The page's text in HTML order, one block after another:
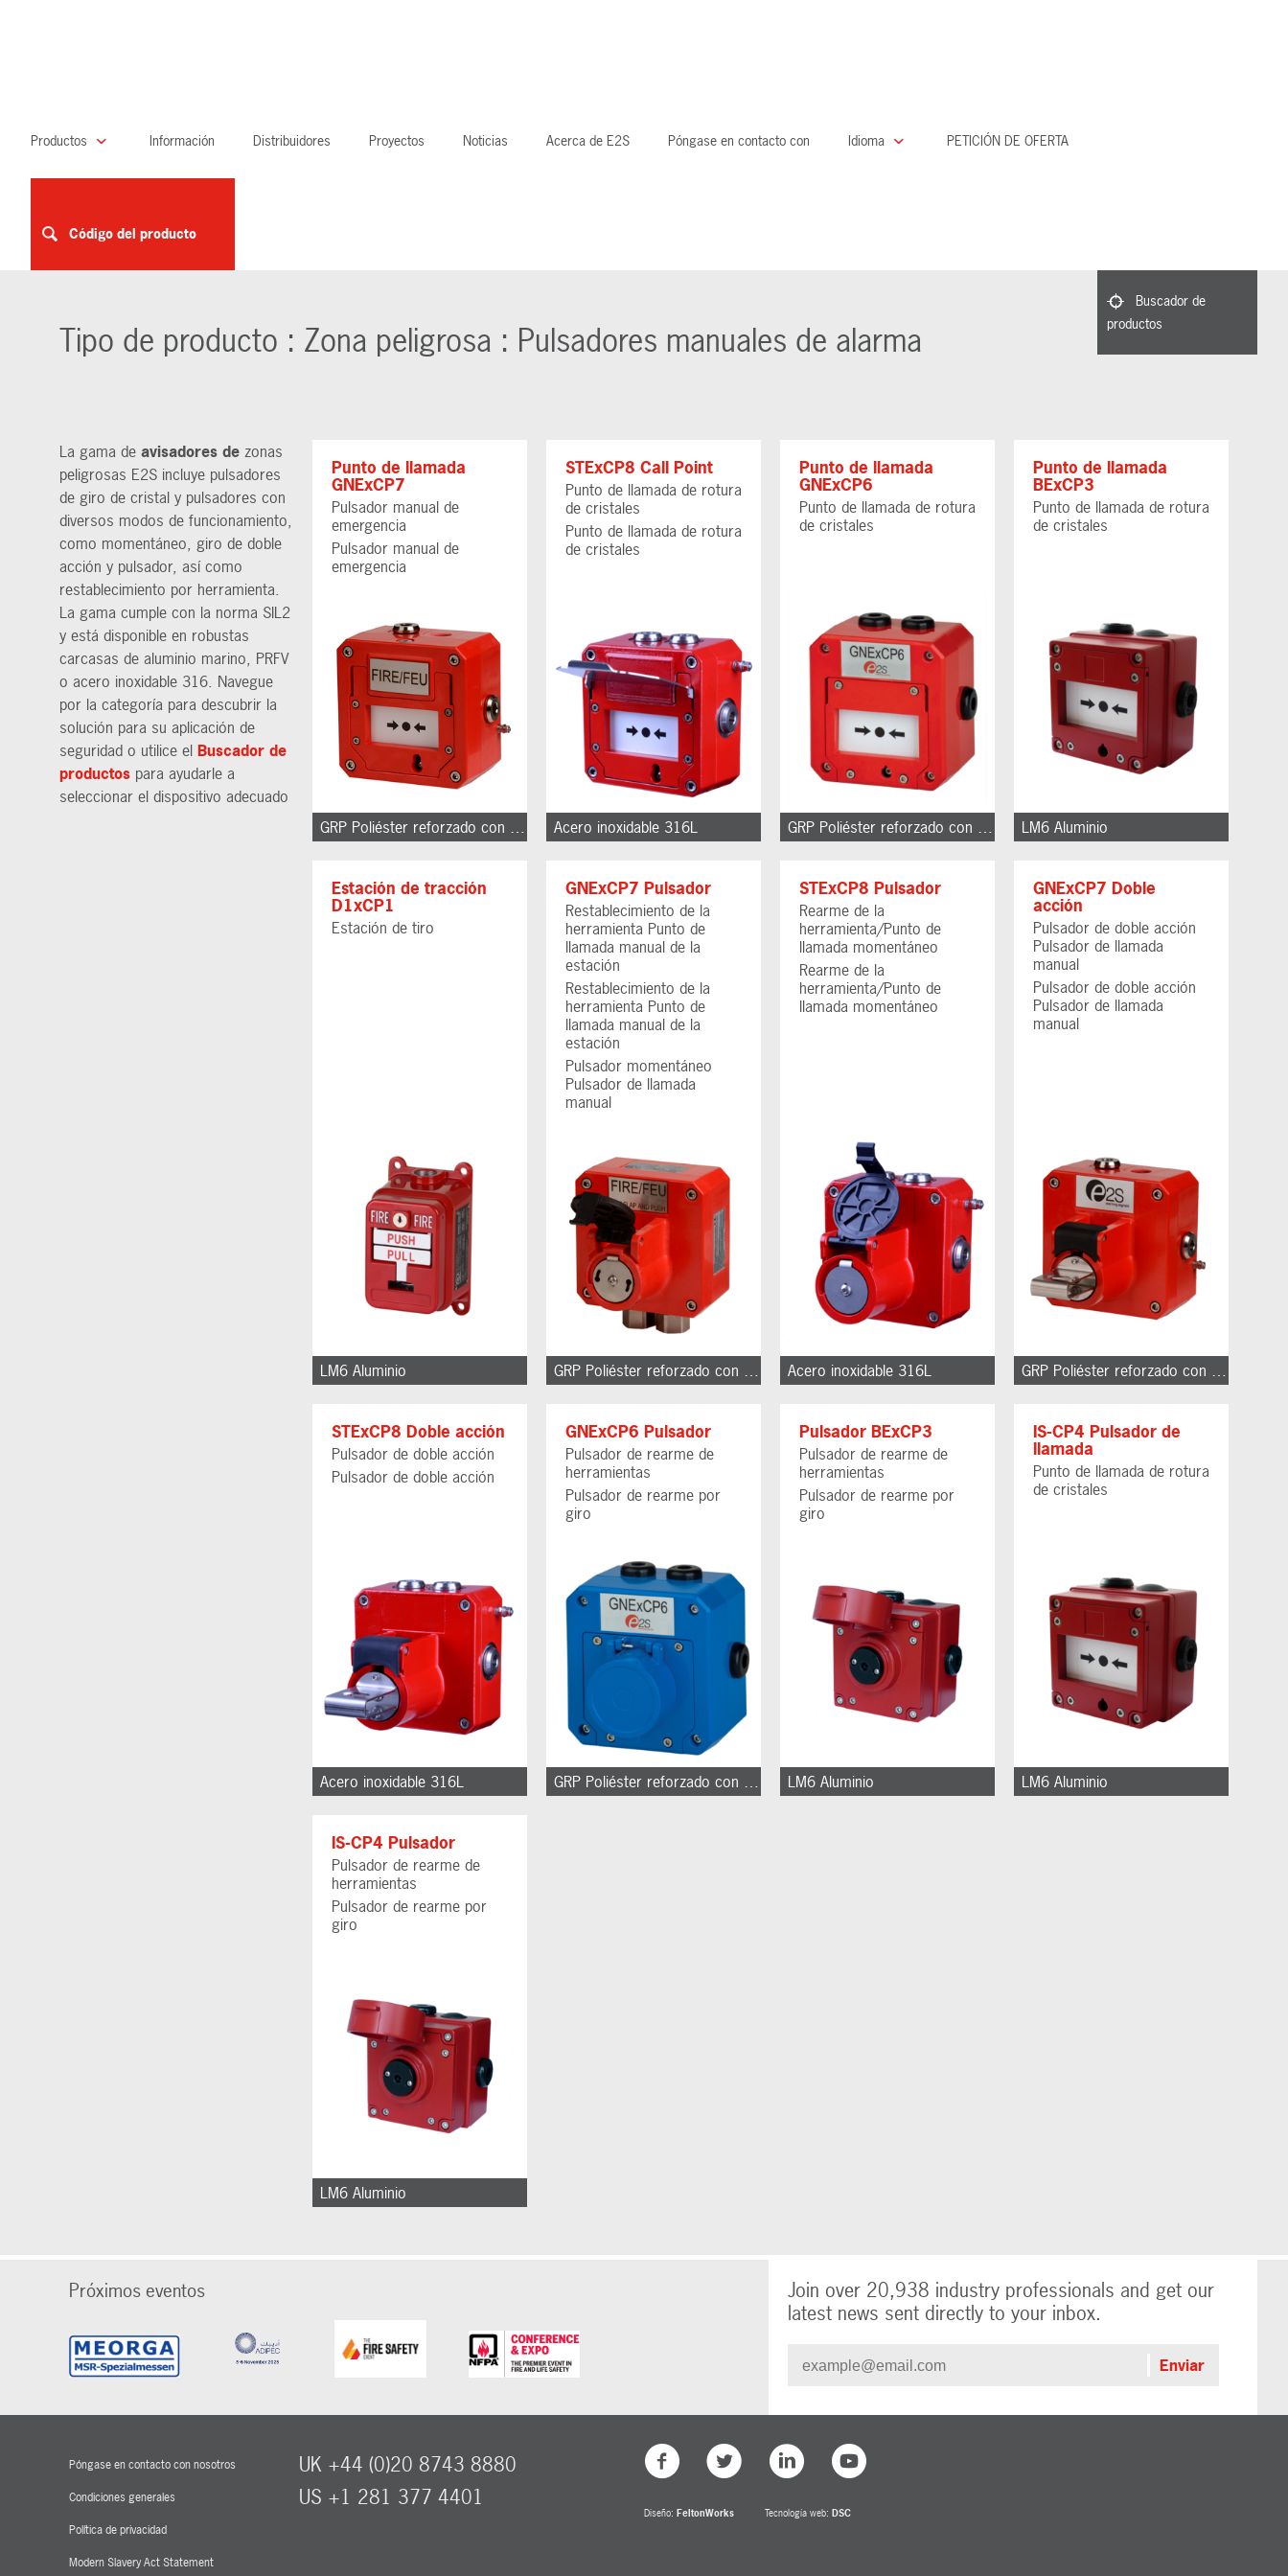
Productos Información Distribuidores Proyectos Noticias Acerca de E2S Póngase en contacto con Idioma PETICIÓN DE OFERTA
Código del producto
Buscador de
productos
Tipo de producto : Zona peligrosa : Pulsadores manuales de alarma
Punto de llamada
GNExCP7
Pulsador manual de
emergencia
Pulsador manual de
emergencia
GRP Poliéster reforzado con fibra de vidrio
STExCP8 Call Point
Punto de llamada de rotura
de cristales
Punto de llamada de rotura
de cristales
Acero inoxidable 316L
Punto de llamada
GNExCP6
Punto de llamada de rotura
de cristales
GRP Poliéster reforzado con fibra de vidrio
Punto de llamada
BExCP3
Punto de llamada de rotura
de cristales
LM6 Aluminio
Estación de tracción
D1xCP1
Estación de tiro
LM6 Aluminio
GNExCP7 Pulsador
Restablecimiento de la
herramienta Punto de
llamada manual de la
estación
Restablecimiento de la
herramienta Punto de
llamada manual de la
estación
Pulsador momentáneo
Pulsador de llamada
manual
GRP Poliéster reforzado con fibra de vidrio
STExCP8 Pulsador
Rearme de la
herramienta/Punto de
llamada momentáneo
Rearme de la
herramienta/Punto de
llamada momentáneo
Acero inoxidable 316L
GNExCP7 Doble
acción
Pulsador de doble acción
Pulsador de llamada
manual
Pulsador de doble acción
Pulsador de llamada
manual
GRP Poliéster reforzado con fibra de vidrio
STExCP8 Doble acción
Pulsador de doble acción
Pulsador de doble acción
Acero inoxidable 316L
GNExCP6 Pulsador
Pulsador de rearme de
herramientas
Pulsador de rearme por
giro
GRP Poliéster reforzado con fibra de vidrio
Pulsador BExCP3
Pulsador de rearme de
herramientas
Pulsador de rearme por
giro
LM6 Aluminio
IS-CP4 Pulsador de
llamada
Punto de llamada de rotura
de cristales
LM6 Aluminio
IS-CP4 Pulsador
Pulsador de rearme de
herramientas
Pulsador de rearme por
giro
LM6 Aluminio
La gama de avisadores de zonas
peligrosas E2S incluye pulsadores
de giro de cristal y pulsadores con
diversos modos de funcionamiento,
como momentáneo, giro de doble
acción y pulsador, así como
restablecimiento por herramienta.
La gama cumple con la norma SIL2
y está disponible en robustas
carcasas de aluminio marino, PRFV
o acero inoxidable 316. Navegue
por la categoría para descubrir la
solución para su aplicación de
seguridad o utilice el Buscador de
productos para ayudarle a
seleccionar el dispositivo adecuado
Próximos eventos
Join over 20,938 industry professionals and get our
latest news sent directly to your inbox.
Póngase en contacto con nosotros
Condiciones generales
Política de privacidad
Modern Slavery Act Statement
UK +44 (0)20 8743 8880
US +1 281 377 4401
Diseño: FeltonWorks Tecnología web: DSC